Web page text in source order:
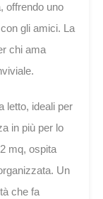
offrendo uno
gli amici. La
chi ama
letto, ideali per
in più per lo
mq, ospita
Un
che fa